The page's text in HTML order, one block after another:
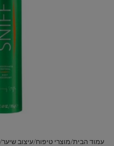
עמוד הבית מוצרי טיפוח עיצוב שיער